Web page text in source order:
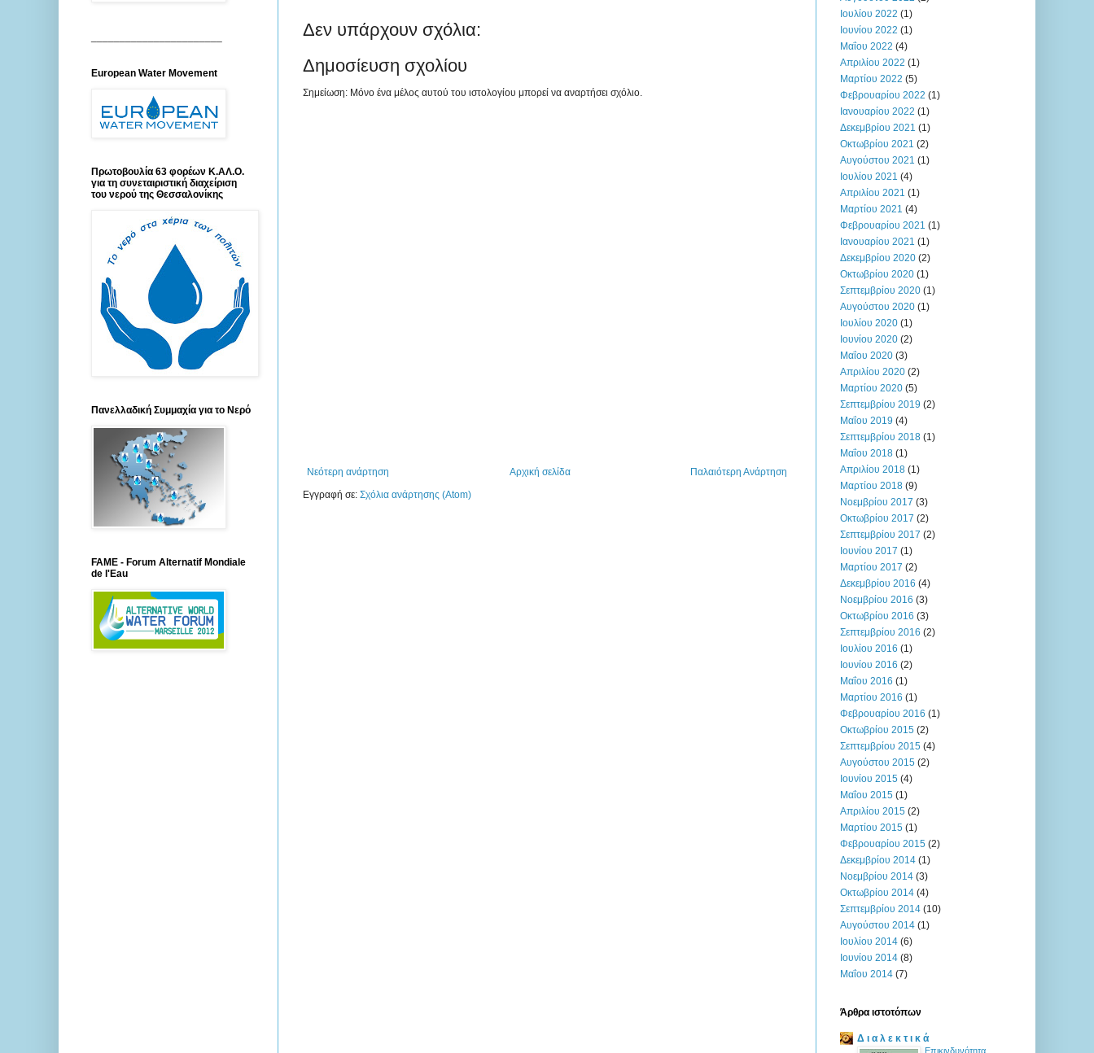
Δεν υπάρχουν σχόλια:
Δημοσίευση σχολίου
Σημείωση: Μόνο ένα μέλος αυτού του ιστολογίου μπορεί να αναρτήσει σχόλιο.
Νεότερη ανάρτηση Παλαιότερη Ανάρτηση
Αρχική σελίδα
Εγγραφή σε: Σχόλια ανάρτησης (Atom)
European Water Movement
Πρωτοβουλία 63 φορέων Κ.ΑΛ.Ο.
για τη συνεταιριστική διαχείριση
του νερού της Θεσσαλονίκης
Πανελλαδική Συμμαχία για το Νερό
FAME - Forum Alternatif Mondiale
de l'Eau
Ιουλίου 2022 (1)
Ιουνίου 2022 (1)
Μαΐου 2022 (4)
Απριλίου 2022 (1)
Μαρτίου 2022 (5)
Φεβρουαρίου 2022 (1)
Ιανουαρίου 2022 (1)
Δεκεμβρίου 2021 (1)
Οκτωβρίου 2021 (2)
Αυγούστου 2021 (1)
Ιουλίου 2021 (4)
Απριλίου 2021 (1)
Μαρτίου 2021 (4)
Φεβρουαρίου 2021 (1)
Ιανουαρίου 2021 (1)
Δεκεμβρίου 2020 (2)
Οκτωβρίου 2020 (1)
Σεπτεμβρίου 2020 (1)
Αυγούστου 2020 (1)
Ιουλίου 2020 (1)
Ιουνίου 2020 (2)
Μαΐου 2020 (3)
Απριλίου 2020 (2)
Μαρτίου 2020 (5)
Σεπτεμβρίου 2019 (2)
Μαΐου 2019 (4)
Σεπτεμβρίου 2018 (1)
Μαΐου 2018 (1)
Απριλίου 2018 (1)
Μαρτίου 2018 (9)
Νοεμβρίου 2017 (3)
Οκτωβρίου 2017 (2)
Σεπτεμβρίου 2017 (2)
Ιουνίου 2017 (1)
Μαρτίου 2017 (2)
Δεκεμβρίου 2016 (4)
Νοεμβρίου 2016 (3)
Οκτωβρίου 2016 (3)
Σεπτεμβρίου 2016 (2)
Ιουλίου 2016 (1)
Ιουνίου 2016 (2)
Μαΐου 2016 (1)
Μαρτίου 2016 (1)
Φεβρουαρίου 2016 (1)
Οκτωβρίου 2015 (2)
Σεπτεμβρίου 2015 (4)
Αυγούστου 2015 (2)
Ιουνίου 2015 (4)
Μαΐου 2015 (1)
Απριλίου 2015 (2)
Μαρτίου 2015 (1)
Φεβρουαρίου 2015 (2)
Δεκεμβρίου 2014 (1)
Νοεμβρίου 2014 (3)
Οκτωβρίου 2014 (4)
Σεπτεμβρίου 2014 (10)
Αυγούστου 2014 (1)
Ιουλίου 2014 (6)
Ιουνίου 2014 (8)
Μαΐου 2014 (7)
Άρθρα ιστοτόπων
Δ ι α λ ε κ τ ι κ ά
Επικινδυνότητα